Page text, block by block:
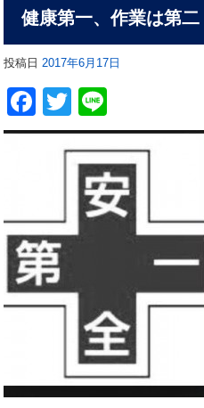
健康第一、作業は第二
投稿日 2017年6月17日
Facebook
Twitter